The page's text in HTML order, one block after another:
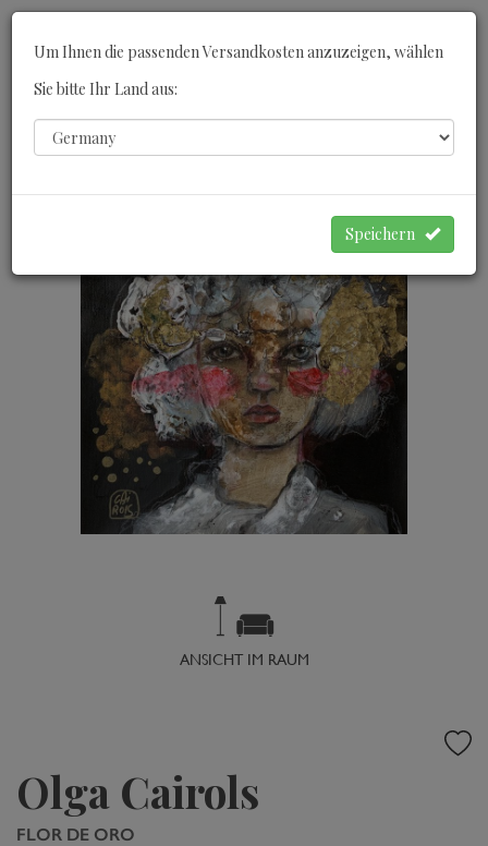
ANSICHT IM RAUM
Olga Cairols
FLOR DE ORO
Um Ihnen die passenden Versandkosten anzuzeigen, wählen
Sie bitte Ihr Land aus:
Speichern